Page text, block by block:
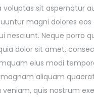
sit aspernatur
magni dolores eos
nesciunt. Neque porro
dolor sit amet,
eius modi
aliquam
quis nostrum